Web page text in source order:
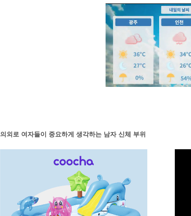
의외로 여자들이 중요하게 생각하는 남자 신체 부위